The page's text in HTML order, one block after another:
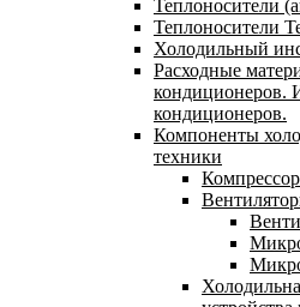
Теплоносители
Теплоносители
Холодильный
Расходные
кондиционеров.
кондиционеров.
Компоненты
техники